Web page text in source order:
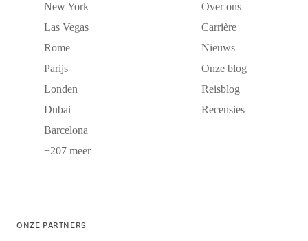
New York
Las Vegas
Rome
Parijs
Londen
Dubai
Barcelona
+207 meer
Over ons
Carrière
Nieuws
Onze blog
Reisblog
Recensies
ONZE PARTNERS